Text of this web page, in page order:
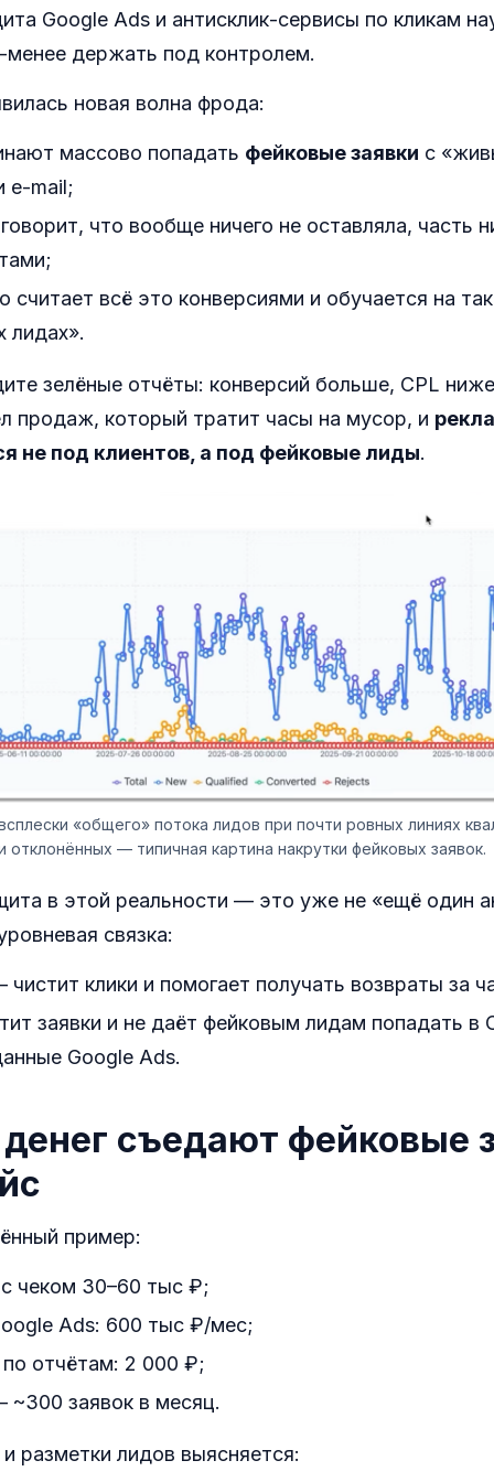
Google Ads и антисклик-сервисы по кликам
менее держать под контролем.
новая волна фрода:
массово попадать фейковые заявки с
e-mail;
что вообще ничего не оставляла, часть
считает всё это конверсиями и обучается на
лидах».
зелёные отчёты: конверсий больше, CPL
продаж, который тратит часы на мусор, и
не под клиентов, а под фейковые лиды.
«общего» потока лидов при почти ровных линиях
отклонённых — типичная картина накрутки фейковых заявок.
в этой реальности — это уже не «ещё один
связка:
клики и помогает получать возвраты за
заявки и не даёт фейковым лидам попадать в
Google Ads.
съедают фейковые
пример:
чеком 30–60 тыс ₽;
Ads: 600 тыс ₽/мес;
отчётам: 2 000 ₽;
заявок в месяц.
разметки лидов выясняется: